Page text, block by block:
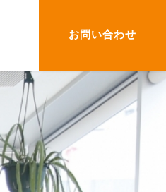
お問い合わせ